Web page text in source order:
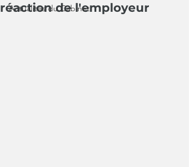
Actualités du Cabinet
réaction de l'employeur